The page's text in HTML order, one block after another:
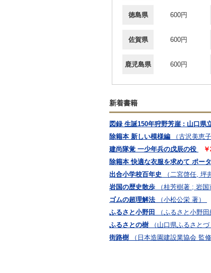
徳島県 600円
佐賀県 600円
鹿児島県 600円
新着書籍
図録 生誕150年狩野芳崖 : 山口県
除籍本 新しい模様編
（古沢美恵子
建尚隊覚 一少年兵の戊辰の役
除籍本 快適な衣服を求めて ポー
出合小学校百年史
（二宮啓任, 坪
岩国の歴史散歩
（桂芳樹著 ; 岩
ゴムの超理解法
（小松公栄 著）
ふるさと小野田
（ふるさと小野
ふるさとの樹
（山口県ふるさと
街路樹
（日本造園建設業協会 監